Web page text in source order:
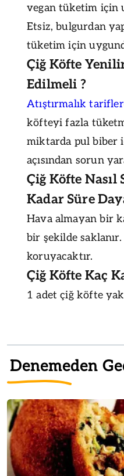
vegan tüketim için
Etsiz, bulgurdan
tüketim için
Çiğ Köfte
Edilmeli ?
Atıştırmalık
köfteyi fazla
miktarda pul biber
açısından sorun
Çiğ Köfte Nasıl
Kadar Süre
Hava almayan bir
bir şekilde
koruyacaktır.
Çiğ Köfte Kaç
1 adet çiğ köfte
Denemeden